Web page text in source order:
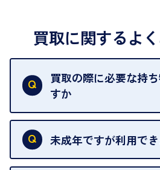
買取に関するよ
買取の際に必要な持
すか
本人確認書類をご用意くだ
類はこちらをご確認くださ
未成年ですが利用で
18歳未満の方は、保護者の